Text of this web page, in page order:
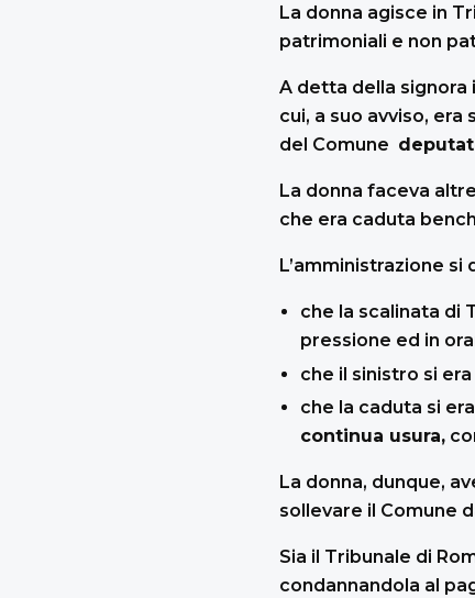
La donna agisce in
patrimoniali e non
A detta della signora
cui, a suo avviso,
del Comune
La donna faceva
che era caduta
L’amministrazione
che la scalinata di
pressione ed in
che il sinistro si
che la caduta si
continua usura,
La donna, dunque,
sollevare il Comune
Sia il Tribunale di
condannandola al